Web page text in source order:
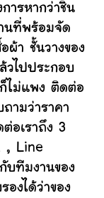
ารหากว่าชิ้น
นที่พร้อมจัด
ผ้า ชั้นวางของ
วไปประกอบ
ก็ไม่แพง ติดต่อ
ามว่าราคา
ต่อเราถึง 3
, Line
บทีมงานของ
องได้ว่าของ